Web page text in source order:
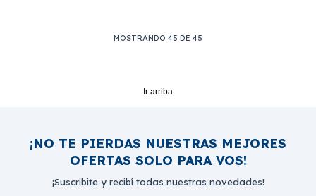
MOSTRANDO 45 DE 45
Ir arriba
¡NO TE PIERDAS NUESTRAS MEJORES
OFERTAS SOLO PARA VOS!
¡Suscribite y recibí todas nuestras novedades!